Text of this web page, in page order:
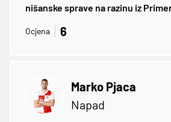
nišanske sprave na razinu iz
Ocjena 6
Marko Pjaca
Napad